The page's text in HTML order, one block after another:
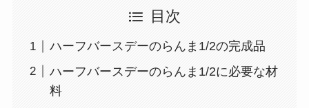
目次
ハーフバースデーのらんま1/2の完成品
ハーフバースデーのらんま1/2に必要な材
料